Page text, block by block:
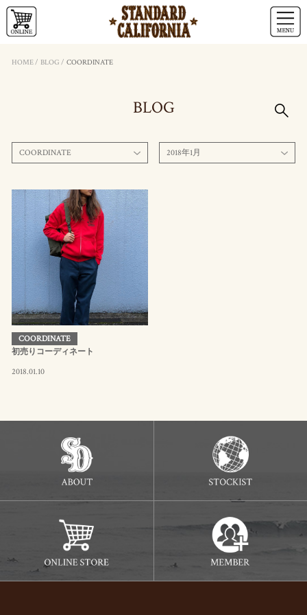
HOME/ BLOG / COORDINATE
BLOG
COORDINATE 2018年1月
COORDINATE
初売りコーディネート
2018.01.10